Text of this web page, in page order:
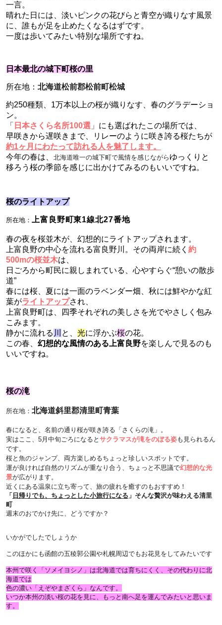
一言。
晴れた日には、淡いピンクの花びらと青空が織りなす風景
に、誰もが足を止めたくなるはずです。
一度は歩いてみたい特別な場所ですね。
日本最北の城下町桜の里
所在地： 北海道松前郡松前町松城
約250種類、1万本以上の桜が織りなす、春のグラデーショ
ン。
「 日本さくら名所100選 」 にも選ばれたこの場所では、
早咲きから遅咲きまで、リレーのように咲き誇る桜たちが
約1ヶ月にわたって訪れる人を魅了します。
今年の春は、 北海道唯一の城下町で風情を感じながら ゆっくりと
移ろう桜の季節を感じに出かけてみるのもいいですね。
桜のライトアップ
所在地： 上富良野町東1線北27番地
春の夜を桜並木が、幻想的にライトアップされます。
上富良野の中心を流れる富良野川。その両岸に続く 約
500mの桜並木は、
日ごろから町民に親しまれている、心やすらぐ“憩いの散歩
道”
春には桜、夏には一面のラベンダー畑、秋には鮮やかな紅
葉がライトアップされ、
上富良野町は、四季それぞれの美しさを光でやさしく包み
こみます。
静かに流れる 川 と、 光に浮かぶ桜の花。
この春、 幻想的な風情のある上富良野を楽しんで見るのも
いいですね。
桜の滝
所在地： 北海道斜里郡清里町青葉
春になると、名前の通り桜が咲き誇る「さくらの滝」。
実はここ、5月中旬ごろになると サクラマスが滝をのぼる姿も見られるん
です。
桜と魚のジャンプ、両方楽しめるちょっと珍しいスポットです。
運が良ければ自然のリズムが重なり合う、ちょっと不思議で幻想的な光
景が広がります。
近くにある温泉に立ち寄って、旅の疲れを癒すのもおすすめ！
「 日帰りでも、ちょっとした小旅行になる 」そんな贅沢が味わえる清里
町
週末のおでかけ先に、どうですか？
いかがでしたでしょうか
このほかにも函館の五稜郭公園や札幌周辺でもお花見をしてみたいです
本州で咲く「ソメイヨシノ」は北海道では育ちにくく、その代わりに北
海道では
色の濃い「えぞやまざくら」なんです。
いつか本州の淡い桜の花を見に、もっと南へ足を運んでみたいと思いま
す。